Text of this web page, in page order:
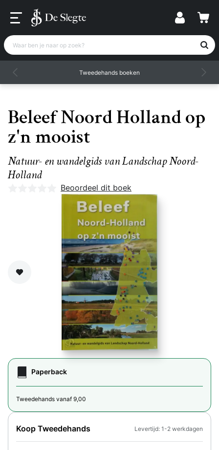
Waar ben je naar op zoek?
Tweedehands boeken
Beleef Noord Holland op
z'n mooist
Natuur- en wandelgids van Landschap Noord-
Holland
Nog geen beoordelingen
Beoordeel dit boek
Zet op verlanglijst
Paperback
Tweedehands vanaf 9,00
Koop Tweedehands Levertijd: 1-2 werkdagen